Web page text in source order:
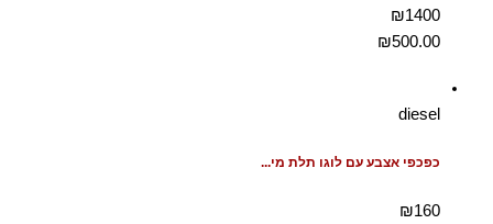
₪1400
₪500.00
diesel
כפכפי אצבע עם לוגו תלת מי...
₪160